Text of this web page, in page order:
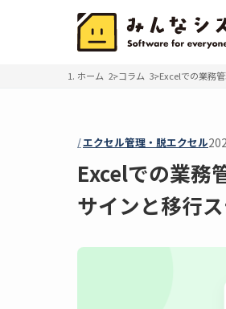
ホーム コラム Excelでの業務
エクセル管理・脱エクセル
Excelでの業務
サインと移行